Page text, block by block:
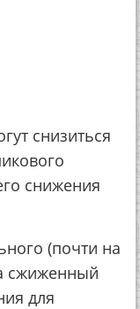
снизиться
снижения
(почти на
сжиженный
для